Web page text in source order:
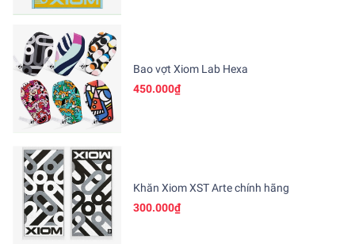
Bao vợt Xiom Lab Hexa
450.000₫
Khăn Xiom XST Arte chính hãng
300.000₫